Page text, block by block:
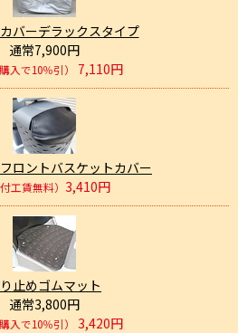
バーデラックスタイプ
通常7,900円
入で10％引） 7,110円
ロントバスケットカバー
付工賃無料） 3,410円
止めゴムマット
通常3,800円
入で10％引） 3,420円